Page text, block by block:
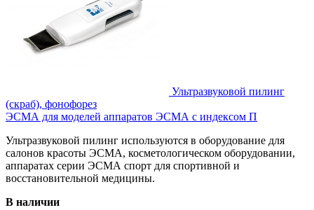
Ультразвуковой пилинг
(скраб), фонофорез
ЭСМА для моделей аппаратов ЭСМА с индексом П
Ультразвуковой пилинг используются в оборудование для
салонов красоты ЭСМА, косметологическом оборудовании,
аппаратах серии ЭСМА спорт для спортивной и
восстановительной медицины.
В наличии